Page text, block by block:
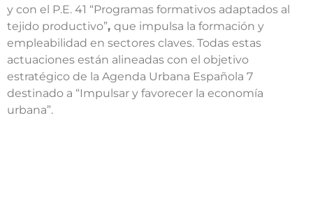
y con el P.E. 41 “Programas formativos adaptados al
tejido productivo”, que impulsa la formación y
empleabilidad en sectores claves. Todas estas
actuaciones están alineadas con el objetivo
estratégico de la Agenda Urbana Española 7
destinado a “Impulsar y favorecer la economía
urbana”.